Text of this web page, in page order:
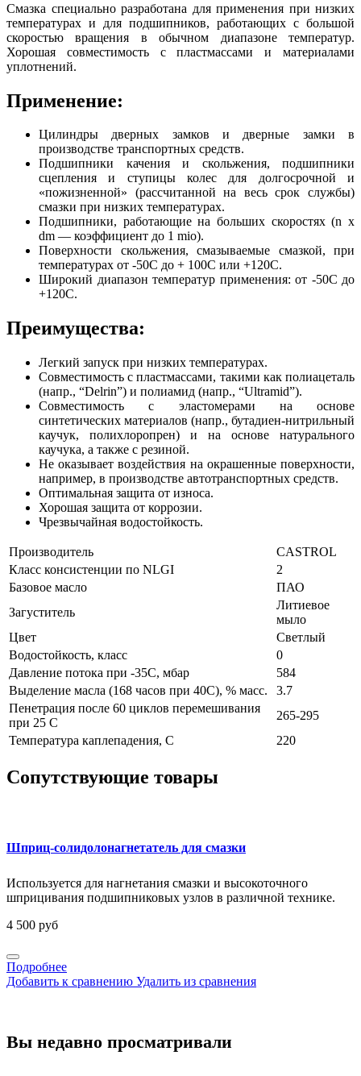
Смазка специально разработана для применения при низких
температурах и для подшипников, работающих с большой
скоростью вращения в обычном диапазоне температур.
Хорошая совместимость с пластмассами и материалами
уплотнений.
Применение:
Цилиндры дверных замков и дверные замки в
производстве транспортных средств.
Подшипники качения и скольжения, подшипники
сцепления и ступицы колес для долгосрочной и
«пожизненной» (рассчитанной на весь срок службы)
смазки при низких температурах.
Подшипники, работающие на больших скоростях (n x
dm — коэффициент до 1 mio).
Поверхности скольжения, смазываемые смазкой, при
температурах от -50C до + 100C или +120C.
Широкий диапазон температур применения: от -50C до
+120C.
Преимущества:
Легкий запуск при низких температурах.
Совместимость с пластмассами, такими как полиацеталь
(напр., “Delrin”) и полиамид (напр., “Ultramid”).
Совместимость с эластомерами на основе
синтетических материалов (напр., бутадиен-нитрильный
каучук, полихлоропрен) и на основе натурального
каучука, а также с резиной.
Не оказывает воздействия на окрашенные поверхности,
например, в производстве автотранспортных средств.
Оптимальная защита от износа.
Хорошая защита от коррозии.
Чрезвычайная водостойкость.
Производитель
CASTROL
Класс консистенции по NLGI
2
Базовое масло
ПАО
Загуститель
Литиевое
мыло
Цвет
Светлый
Водостойкость, класс
0
Давление потока при -35C, мбар
584
Выделение масла (168 часов при 40C), % масс.
3.7
Пенетрация после 60 циклов перемешивания
при 25 С
265-295
Температура каплепадения, С
220
Сопутствующие товары
Шприц-солидолонагнетатель для смазки
Используется для нагнетания смазки и высокоточного
шприцивания подшипниковых узлов в различной технике.
4 500 руб
Подробнее
Добавить к сравнению Удалить из сравнения
Вы недавно просматривали